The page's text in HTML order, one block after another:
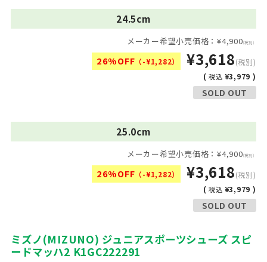
24.5cm
メーカー希望小売価格：¥4,900(税別)
26%OFF （-¥1,282） ¥3,618(税別)
(税込 ¥3,979 )
SOLD OUT
25.0cm
メーカー希望小売価格：¥4,900(税別)
26%OFF （-¥1,282） ¥3,618(税別)
(税込 ¥3,979 )
SOLD OUT
ミズノ(MIZUNO) ジュニアスポーツシューズ スピ
ードマッハ2 K1GC222291